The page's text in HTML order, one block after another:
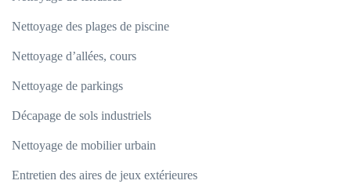
Nettoyage des plages de piscine
Nettoyage d’allées, cours
Nettoyage de parkings
Décapage de sols industriels
Nettoyage de mobilier urbain
Entretien des aires de jeux extérieures